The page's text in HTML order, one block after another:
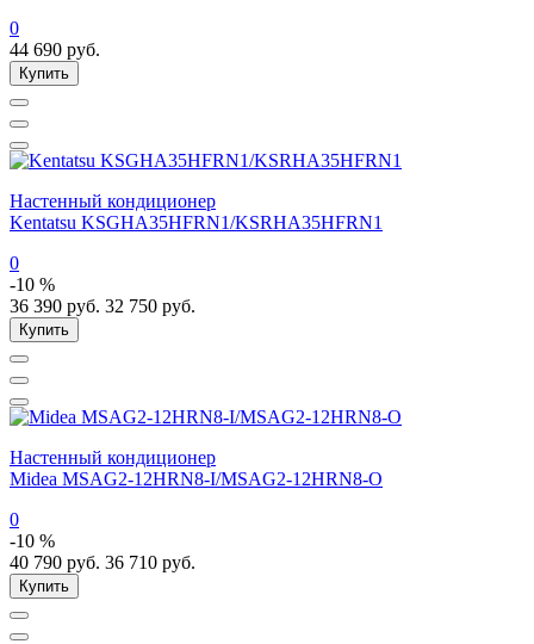
0
44 690 руб.
Купить
Настенный кондиционер
Kentatsu KSGHA35HFRN1/KSRHA35HFRN1
0
-10 %
36 390 руб. 32 750 руб.
Купить
Настенный кондиционер
Midea MSAG2-12HRN8-I/MSAG2-12HRN8-O
0
-10 %
40 790 руб. 36 710 руб.
Купить